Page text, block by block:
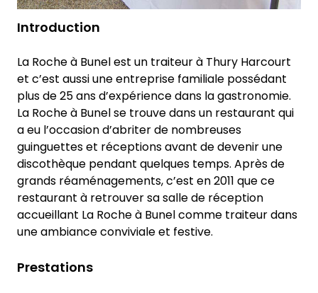
Introduction
La Roche à Bunel est un traiteur à Thury Harcourt
et c’est aussi une entreprise familiale possédant
plus de 25 ans d’expérience dans la gastronomie.
La Roche à Bunel se trouve dans un restaurant qui
a eu l’occasion d’abriter de nombreuses
guinguettes et réceptions avant de devenir une
discothèque pendant quelques temps. Après de
grands réaménagements, c’est en 2011 que ce
restaurant à retrouver sa salle de réception
accueillant La Roche à Bunel comme traiteur dans
une ambiance conviviale et festive.
Prestations